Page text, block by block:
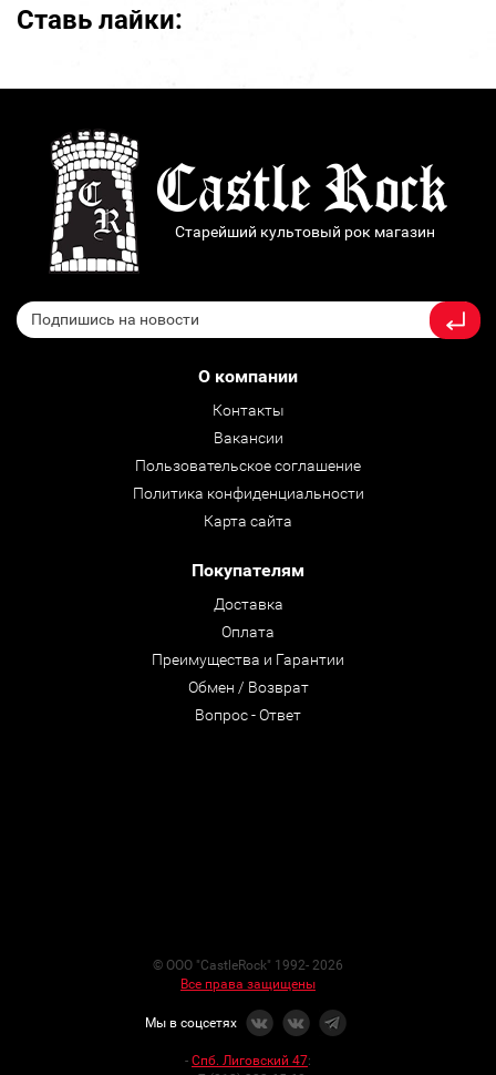
Ставь лайки:
Старейший культовый рок магазин
О компании
Контакты
Вакансии
Пользовательское соглашение
Политика конфиденциальности
Карта сайта
Покупателям
Доставка
Оплата
Преимущества и Гарантии
Обмен / Возврат
Вопрос - Ответ
© ООО "CastleRock" 1992- 2026
Все права защищены
Мы в соцсетях
- Спб. Лиговский 47: